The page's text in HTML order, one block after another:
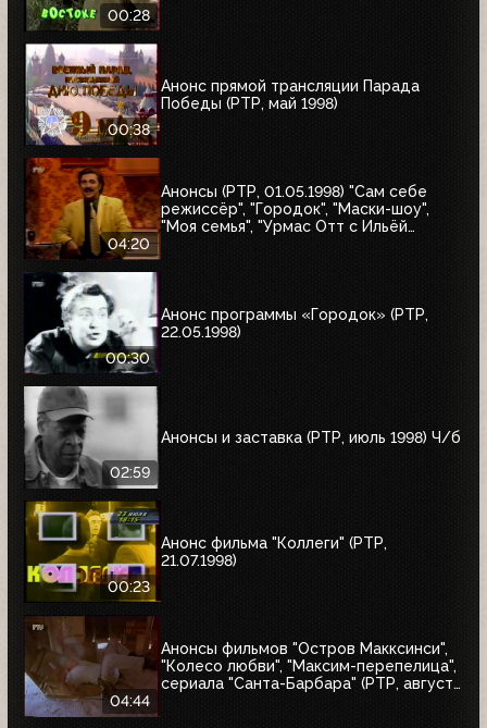
00:28
00:38
Анонс прямой трансляции Парада
Победы (РТР, май 1998)
04:20
Анонсы (РТР, 01.05.1998) "Сам себе
режиссёр", "Городок", "Маски-шоу",
"Моя семья", "Урмас Отт с Ильёй
00:30
Анонс программы «Городок» (РТР,
22.05.1998)
02:59
Анонсы и заставка (РТР, июль 1998) Ч/б
00:23
Анонс фильма "Коллеги" (РТР,
21.07.1998)
04:44
Анонсы фильмов "Остров Макксинси",
"Колесо любви", "Максим-перепелица",
сериала "Санта-Барбара" (РТР, август